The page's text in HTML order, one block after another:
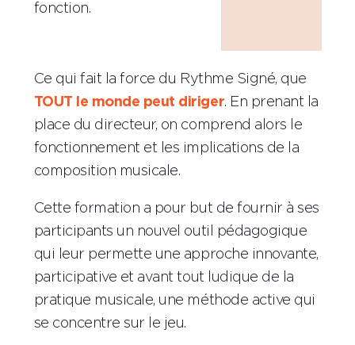
fonction.
Ce qui fait la force du Rythme Signé, que
TOUT le monde peut diriger. En prenant la
place du directeur, on comprend alors le
fonctionnement et les implications de la
composition musicale.
Cette formation a pour but de fournir à ses
participants un nouvel outil pédagogique
qui leur permette une approche innovante,
participative et avant tout ludique de la
pratique musicale, une méthode active qui
se concentre sur le jeu.